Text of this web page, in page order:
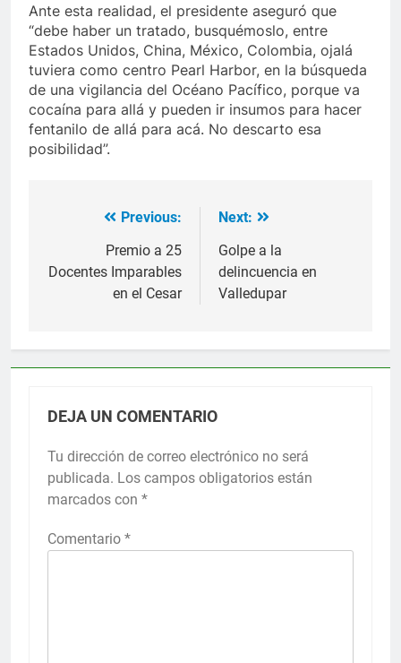
Ante esta realidad, el presidente aseguró que
“debe haber un tratado, busquémoslo, entre
Estados Unidos, China, México, Colombia, ojalá
tuviera como centro Pearl Harbor, en la búsqueda
de una vigilancia del Océano Pacífico, porque va
cocaína para allá y pueden ir insumos para hacer
fentanilo de allá para acá. No descarto esa
posibilidad”.
Navegación
entradas
Previous:
Premio a 25
Docentes Imparables
en el Cesar
Next:
Golpe a la
delincuencia en
Valledupar
DEJA UN COMENTARIO
Tu dirección de correo electrónico no será
publicada. Los campos obligatorios están
marcados con *
Comentario *